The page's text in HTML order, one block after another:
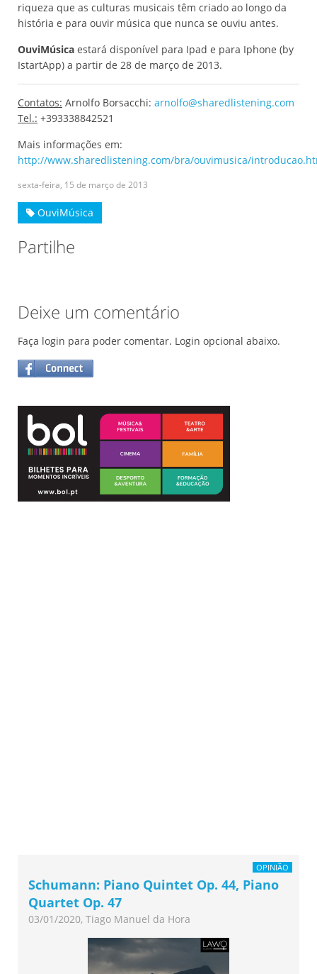
riqueza que as culturas musicais têm criado ao longo da
história e para ouvir música que nunca se ouviu antes.
OuviMúsica estará disponível para Ipad e para Iphone (by
IstartApp) a partir de 28 de março de 2013.
Contatos: Arnolfo Borsacchi: arnolfo@sharedlistening.com
Tel.: +393338842521
Mais informações em:
http://www.sharedlistening.com/bra/ouvimusica/
sexta-feira, 15 de março de 2013
OuviMúsica
Partilhe
Deixe um comentário
Faça login para poder comentar. Login opcional abaixo.
OPINIÃO
Schumann: Piano Quintet Op. 44, Piano
Quartet Op. 47
03/01/2020, Tiago Manuel da Hora